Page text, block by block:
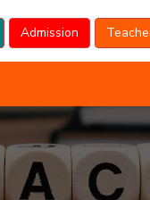
Admission